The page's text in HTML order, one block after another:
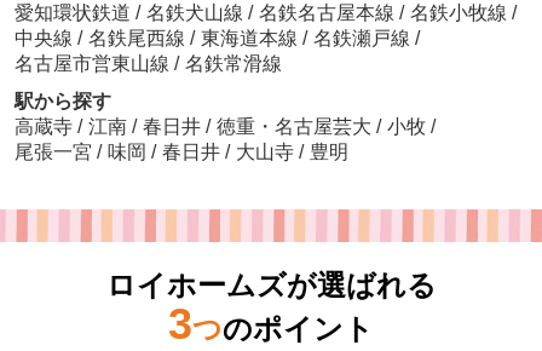
愛知環状鉄道 / 名鉄犬山線 / 名鉄名古屋本線 / 名鉄小牧線 /
中央線 / 名鉄尾西線 / 東海道本線 / 名鉄瀬戸線 /
名古屋市営東山線 / 名鉄常滑線
駅から探す
高蔵寺 / 江南 / 春日井 / 徳重・名古屋芸大 / 小牧 /
尾張一宮 / 味岡 / 春日井 / 大山寺 / 豊明
ロイホームズが選ばれる
3つのポイント